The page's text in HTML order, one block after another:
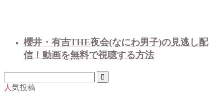
櫻井・有吉THE夜会(なにわ男子)の見逃し配
信！動画を無料で視聴する方法
人気投稿